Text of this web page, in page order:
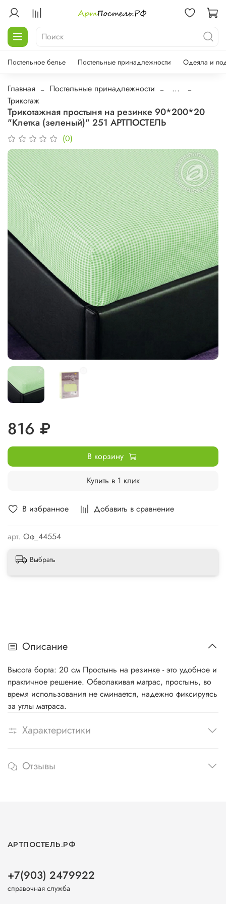
Постельное белье Постельные принадлежности Одеяла и
Главная Постельные принадлежности
...
Трикотаж
Трикотажная простыня на резинке 90*200*20
"Клетка (зеленый)" 251 АРТПОСТЕЛЬ
(0)
В избранное Добавить в сравнение
арт. Оф_44554
816 ₽
В корзину
Купить в 1 клик
Выбрать
Описание
Высота борта: 20 см Простынь на резинке - это удобное и
практичное решение. Обволакивая матрас, простынь, во
время использования не сминается, надежно фиксируясь
за углы матраса.
Характеристики
Отзывы
АРТПОСТЕЛЬ.РФ
+7(903) 2479922
справочная служба